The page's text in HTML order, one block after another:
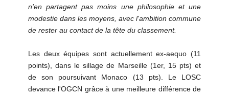
n'en partagent pas moins une philosophie et une
modestie dans les moyens, avec l'ambition commune
de rester au contact de la tête du classement.
Les deux équipes sont actuellement ex-aequo (11
points), dans le sillage de Marseille (1er, 15 pts) et
de son poursuivant Monaco (13 pts). Le LOSC
devance l'OGCN grâce à une meilleure différence de